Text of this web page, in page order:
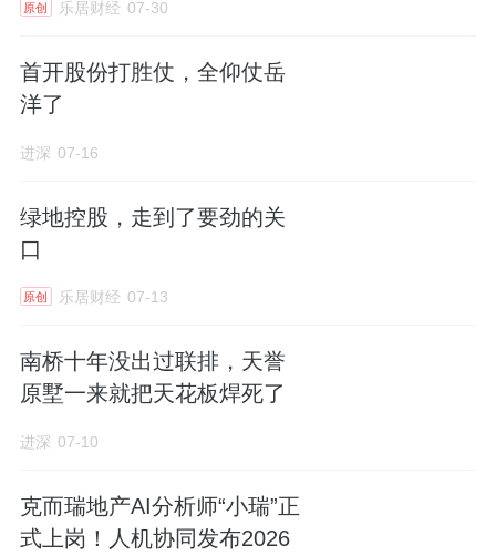
原创 乐居财经 07-30
首开股份打胜仗，全仰仗岳
洋了
进深 07-16
绿地控股，走到了要劲的关
口
原创 乐居财经 07-13
南桥十年没出过联排，天誉
原墅一来就把天花板焊死了
进深 07-10
克而瑞地产AI分析师“小瑞”正
式上岗！人机协同发布2026